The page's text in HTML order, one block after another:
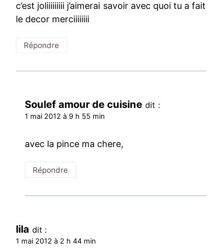
c’est joliiiiiiiii j’aimerai savoir avec quoi tu a fait
le decor merciiiiiiii
Répondre
Soulef amour de cuisine dit :
1 mai 2012 à 9 h 55 min
avec la pince ma chere,
Répondre
lila dit :
1 mai 2012 à 2 h 44 min